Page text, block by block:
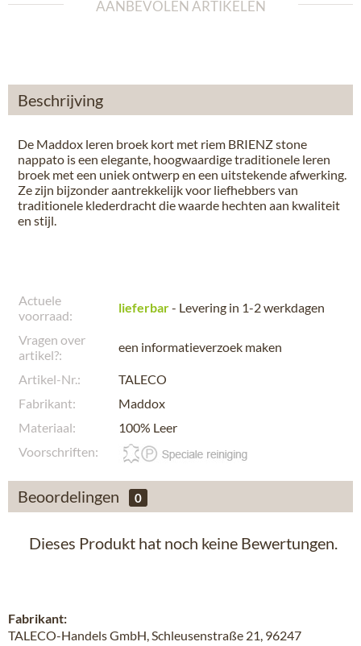
AANBEVOLEN ARTIKELEN
Beschrijving
De Maddox leren broek kort met riem BRIENZ stone
nappato is een elegante, hoogwaardige traditionele leren
broek met een uniek ontwerp en een uitstekende afwerking.
Ze zijn bijzonder aantrekkelijk voor liefhebbers van
traditionele klederdracht die waarde hechten aan kwaliteit
en stijl.
Actuele
voorraad:
lieferbar- Levering in 1-2 werkdagen
Vragen over
artikel?:
een informatieverzoek maken
Artikel-Nr.:
TALECO
Fabrikant:
Maddox
Materiaal:
100% Leer
Voorschriften:
Beoordelingen 0
Dieses Produkt hat noch keine Bewertungen.
Fabrikant:
TALECO-Handels GmbH, Schleusenstraße 21, 96247